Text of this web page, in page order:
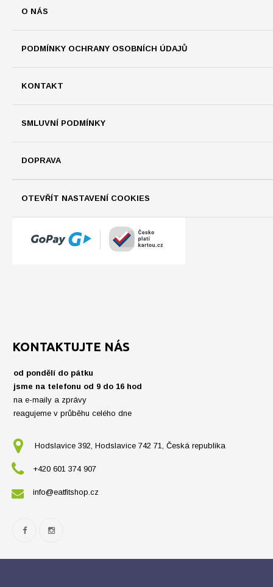
O NÁS
PODMÍNKY OCHRANY OSOBNÍCH ÚDAJŮ
KONTAKT
SMLUVNÍ PODMÍNKY
DOPRAVA
OTEVŘÍT NASTAVENÍ COOKIES
KONTAKTUJTE NÁS
od pondělí do pátku
jsme na telefonu od 9 do 16 hod
na e-maily a zprávy
reagujeme v průběhu celého dne
Hodslavice 392, Hodslavice 742 71, Česká republika
+420 601 374 907
info@eatfitshop.cz